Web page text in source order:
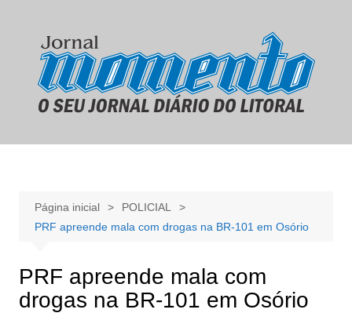
conteúdo
Página inicial
POLICIAL
PRF apreende mala com drogas na BR-101 em Osório
PRF apreende mala com
drogas na BR-101 em Osório